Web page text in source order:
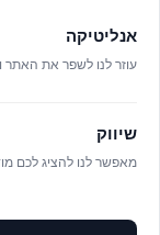
והערכת
האתגרים
אנליטיקה
עוזר לנו לשפר את
שיווק
מאפשר לנו להציג לכם